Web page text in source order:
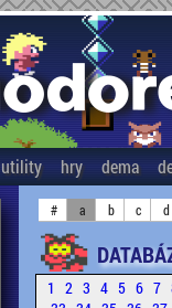
utility hry dema
# a b c d
1 2 3 4 5 6 7